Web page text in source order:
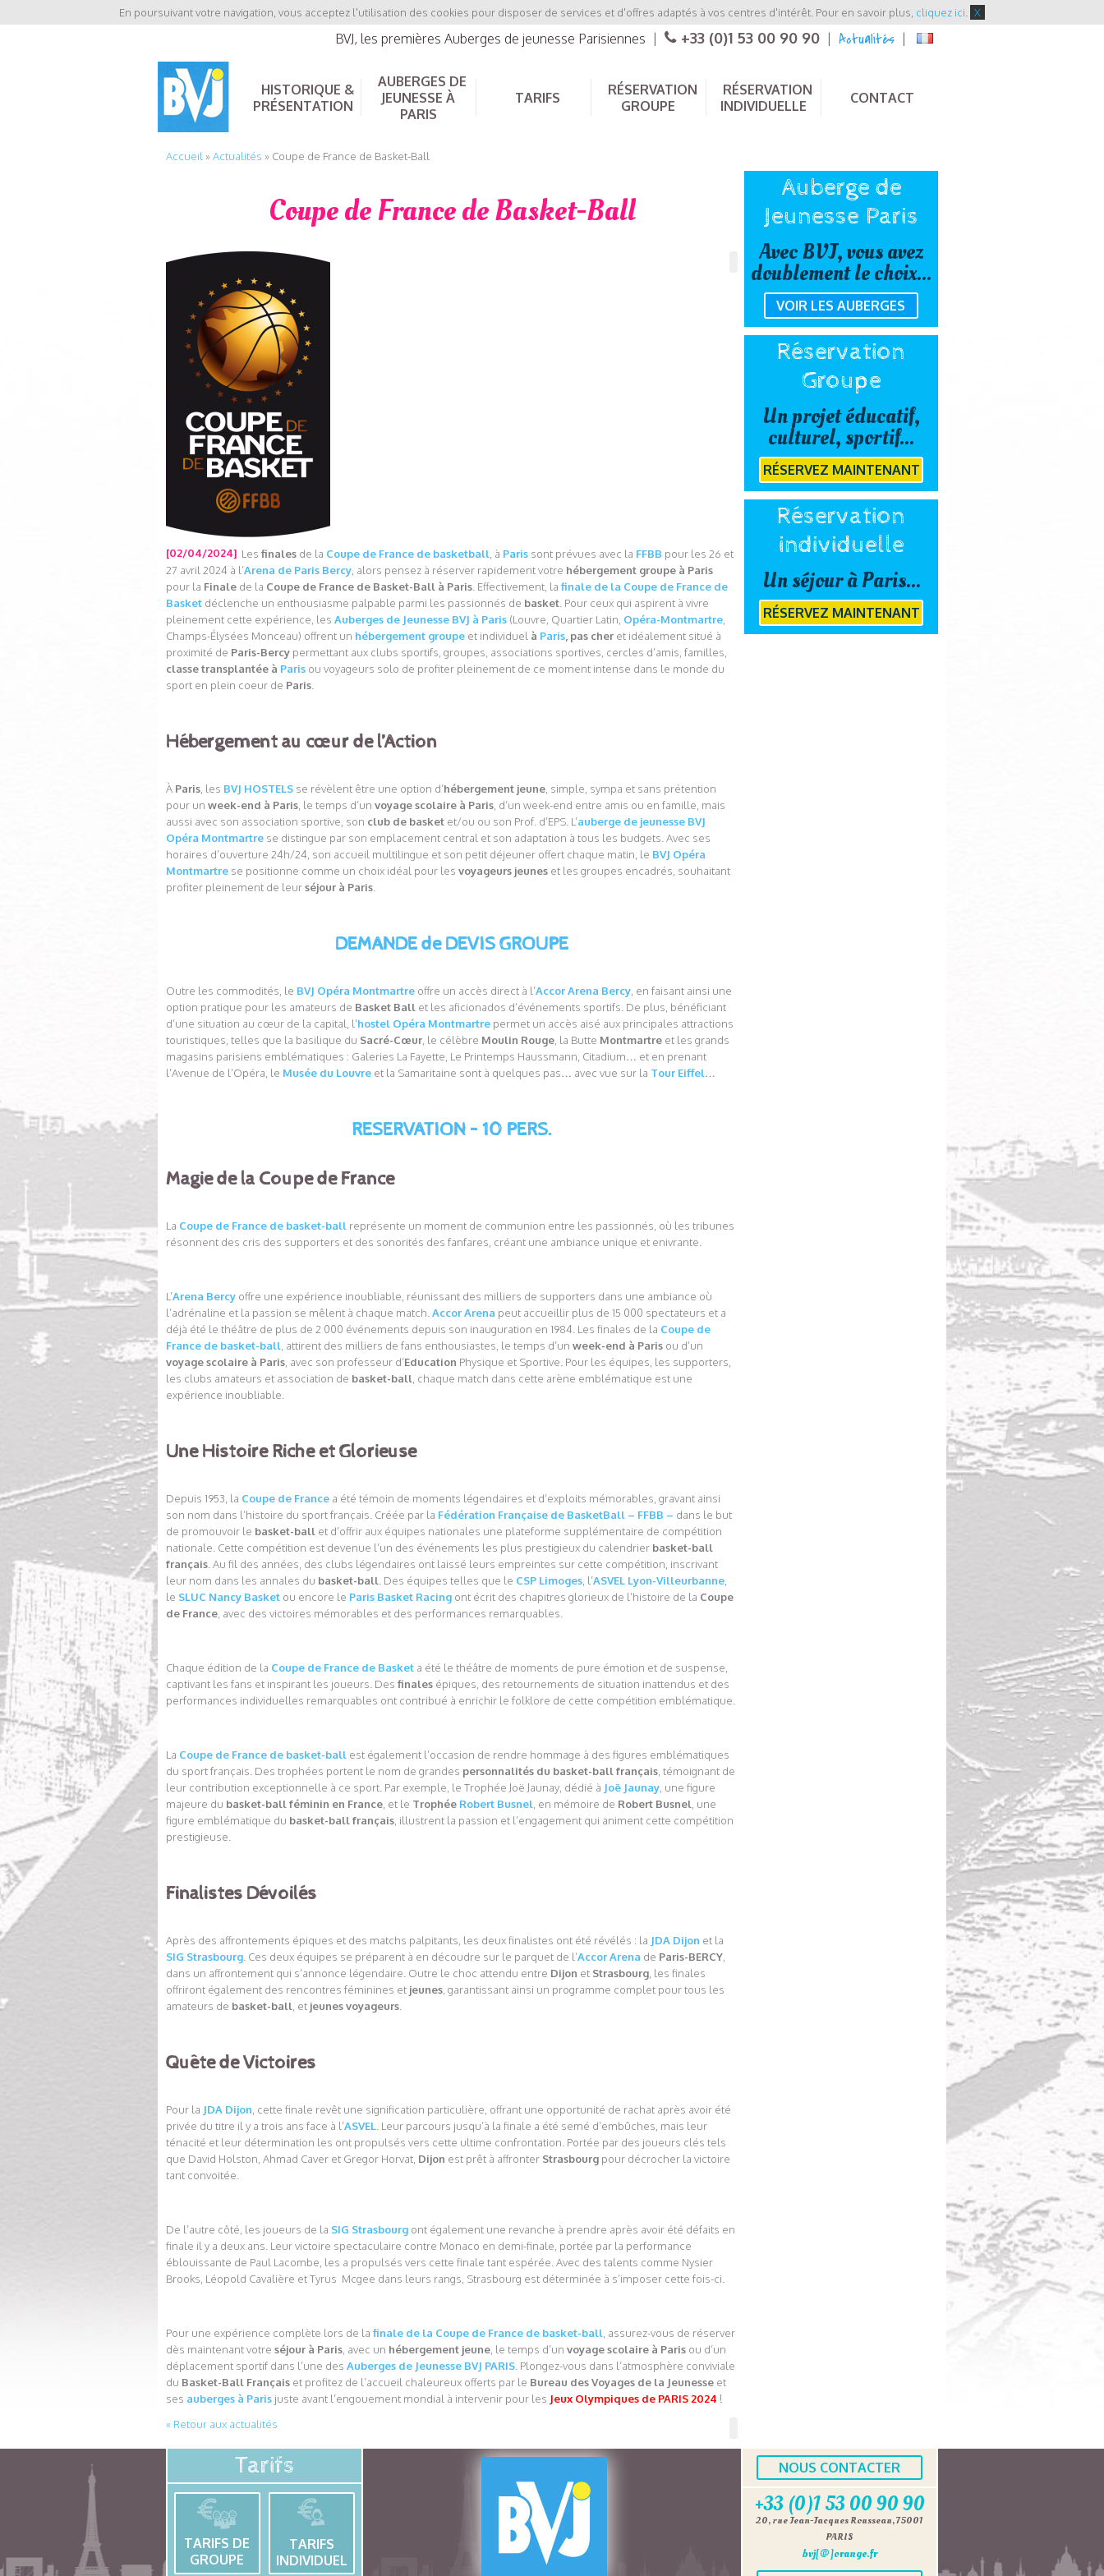
En poursuivant votre navigation, vous acceptez l'utilisation des cookies pour disposer de services et d'offres adaptés à vos centres d'intérêt. Pour en savoir plus, cliquez ici X
BVJ, les premières Auberges de jeunesse Parisiennes +33 (0)1 53 00 90 90 Actualités
HISTORIQUE &
PRÉSENTATION
AUBERGES DE
JEUNESSE À
PARIS
TARIFS
RÉSERVATION
GROUPE
RÉSERVATION
INDIVIDUELLE
CONTACT
Accueil »Actualités » Coupe de France de Basket-Ball
Coupe de France de Basket-Ball
[02/04/2024] Les finales de la Coupe de France de basketball, à Paris sont prévues avec la FFBB pour les 26 et
27 avril 2024 à l’Arena de Paris Bercy, alors pensez à réserver rapidement votre hébergement groupe à Paris
pour la Finale de la Coupe de France de Basket-Ball à Paris. Effectivement, la finale de la Coupe de France de
Basket déclenche un enthousiasme palpable parmi les passionnés de basket. Pour ceux qui aspirent à vivre
pleinement cette expérience, les Auberges de Jeunesse BVJ à Paris (Louvre, Quartier Latin, Opéra-Montmartre,
Champs-Élysées Monceau) offrent un hébergement groupe et individuel à Paris, pas cher et idéalement situé à
proximité de Paris-Bercy permettant aux clubs sportifs, groupes, associations sportives, cercles d’amis, familles,
classe transplantée à Paris ou voyageurs solo de profiter pleinement de ce moment intense dans le monde du
sport en plein coeur de Paris.
Hébergement au cœur de l’Action
À Paris, les BVJ HOSTELS se révèlent être une option d’hébergement jeune, simple, sympa et sans prétention
pour un week-end à Paris, le temps d’un voyage scolaire à Paris, d’un week-end entre amis ou en famille, mais
aussi avec son association sportive, son club de basket et/ou ou son Prof. d’EPS. L’auberge de jeunesse BVJ
Opéra Montmartre se distingue par son emplacement central et son adaptation à tous les budgets. Avec ses
horaires d’ouverture 24h/24, son accueil multilingue et son petit déjeuner offert chaque matin, le BVJ Opéra
Montmartre se positionne comme un choix idéal pour les voyageurs jeunes et les groupes encadrés, souhaitant
profiter pleinement de leurséjour à Paris.
DEMANDE de DEVIS GROUPE
Outre les commodités, le BVJ Opéra Montmartre offre un accès direct à l’Accor Arena Bercy, en faisant ainsi une
option pratique pour les amateurs de Basket Ball et les aficionados d’événements sportifs. De plus, bénéficiant
d’une situation au cœur de la capital, l’hostel Opéra Montmartre permet un accès aisé aux principales attractions
touristiques, telles que la basilique du Sacré-Cœur, le célèbre Moulin Rouge, la Butte Montmartre et les grands
magasins parisiens emblématiques : Galeries La Fayette, Le Printemps Haussmann, Citadium… et en prenant
l’Avenue de l’Opéra, le Musée du Louvre et la Samaritaine sont à quelques pas… avec vue sur la Tour Eiffel…
RESERVATION – 10 PERS.
Magie de la Coupe de France
La Coupe de France de basket-ball représente un moment de communion entre les passionnés, où les tribunes
résonnent des cris des supporters et des sonorités des fanfares, créant une ambiance unique et enivrante.
L’Arena Bercy offre une expérience inoubliable, réunissant des milliers de supporters dans une ambiance où
l’adrénaline et la passion se mêlent à chaque match.Accor Arena peut accueillir plus de 15 000 spectateurs et a
déjà été le théâtre de plus de 2 000 événements depuis son inauguration en 1984. Les finales de la Coupe de
France de basket-ball, attirent des milliers de fans enthousiastes, le temps d’un week-end à Paris ou d’un
voyage scolaire à Paris, avec son professeur d’Education Physique et Sportive. Pour les équipes, les supporters,
les clubs amateurs et association de basket-ball, chaque match dans cette arène emblématique est une
expérience inoubliable.
Une Histoire Riche et Glorieuse
Depuis 1953, la Coupe de France a été témoin de moments légendaires et d’exploits mémorables, gravant ainsi
son nom dans l’histoire du sport français. Créée par la Fédération Française de BasketBall – FFBB – dans le but
de promouvoir le basket-ball et d’offrir aux équipes nationales une plateforme supplémentaire de compétition
nationale. Cette compétition est devenue l’un des événements les plus prestigieux du calendrier basket-ball
français. Au fil des années, des clubs légendaires ont laissé leurs empreintes sur cette compétition, inscrivant
leur nom dans les annales du basket-ball. Des équipes telles que le CSP Limoges, l’ASVEL Lyon-Villeurbanne,
le SLUC Nancy Basket ou encore le Paris Basket Racing ont écrit des chapitres glorieux de l’histoire de la Coupe
de France, avec des victoires mémorables et des performances remarquables.
Chaque édition de la Coupe de France de Basket a été le théâtre de moments de pure émotion et de suspense,
captivant les fans et inspirant les joueurs. Des finales épiques, des retournements de situation inattendus et des
performances individuelles remarquables ont contribué à enrichir le folklore de cette compétition emblématique.
La Coupe de France de basket-ball est également l’occasion de rendre hommage à des figures emblématiques
du sport français. Des trophées portent le nom de grandes personnalités du basket-ball français, témoignant de
leur contribution exceptionnelle à ce sport. Par exemple, le Trophée Joë Jaunay, dédié à Joë Jaunay, une figure
majeure du basket-ball féminin en France, et le Trophée Robert Busnel, en mémoire de Robert Busnel, une
figure emblématique du basket-ball français, illustrent la passion et l’engagement qui animent cette compétition
prestigieuse.
Finalistes Dévoilés
Après des affrontements épiques et des matchs palpitants, les deux finalistes ont été révélés : la JDA Dijon et la
SIG Strasbourg. Ces deux équipes se préparent à en découdre sur le parquet de l’Accor Arena de Paris-BERCY,
dans un affrontement qui s’annonce légendaire. Outre le choc attendu entre Dijon et Strasbourg, les finales
offriront également des rencontres féminines et jeunes, garantissant ainsi un programme complet pour tous les
amateurs de basket-ball, et jeunes voyageurs.
Quête de Victoires
Pour la JDA Dijon, cette finale revêt une signification particulière, offrant une opportunité de rachat après avoir été
privée du titre il y a trois ans face à l’ASVEL. Leur parcours jusqu’à la finale a été semé d’embûches, mais leur
ténacité et leur détermination les ont propulsés vers cette ultime confrontation. Portée par des joueurs clés tels
que David Holston, Ahmad Caver et Gregor Horvat, Dijon est prêt à affronter Strasbourg pour décrocher la victoire
tant convoitée.
De l’autre côté, les joueurs de la SIG Strasbourg ont également une revanche à prendre après avoir été défaits en
finale il y a deux ans. Leur victoire spectaculaire contre Monaco en demi-finale, portée par la performance
éblouissante de Paul Lacombe, les a propulsés vers cette finale tant espérée. Avec des talents comme Nysier
Brooks, Léopold Cavalière et Tyrus Mcgee dans leurs rangs, Strasbourg est déterminée à s’imposer cette fois-ci.
Pour une expérience complète lors de la finale de la Coupe de France de basket-ball, assurez-vous de réserver
dès maintenant votre séjour à Paris, avec un hébergement jeune, le temps d’un voyage scolaire à Paris ou d’un
déplacement sportif dans l’une des Auberges de Jeunesse BVJ PARIS. Plongez-vous dans l’atmosphère conviviale
du Basket-Ball Français et profitez de l’accueil chaleureux offerts par le Bureau des Voyages de la Jeunesse et
ses auberges à Paris juste avant l’engouement mondial à intervenir pour les Jeux Olympiques de PARIS 2024 !
« Retour aux actualités
Auberge de
Jeunesse Paris
Avec BVJ, vous avez
doublement le choix...
VOIR LES AUBERGES
Réservation
Groupe
Un projet éducatif,
culturel, sportif...
RÉSERVEZ MAINTENANT
Réservation
individuelle
Un séjour à Paris...
RÉSERVEZ MAINTENANT
Tarifs
TARIFS DE
GROUPE
TARIFS
INDIVIDUEL
NOUS CONTACTER
+33 (0)1 53 00 90 90
20, rue Jean-Jacques Rousseau, 75001
PARIS
bvj[@]orange.fr